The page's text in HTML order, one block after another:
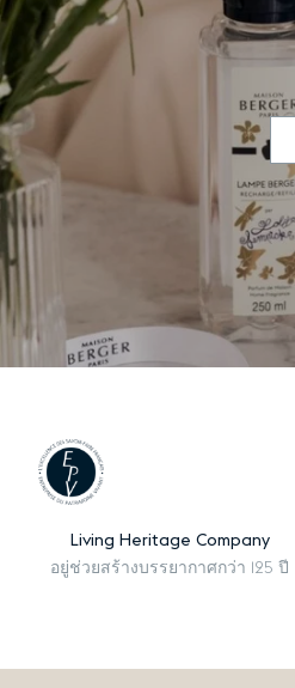
Living Heritage Company
อยู่ช่วยสร้างบรรยากาศกว่า 125 ปี